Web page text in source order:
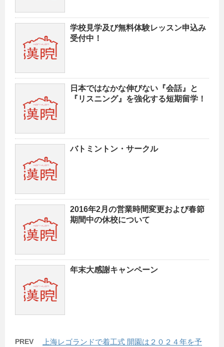
学校見学及び無料体験レッスン申込み
受付中！
日本ではなかな伸びない『会話』と
『リスニング』を強化する短期留学！
バトミントン・サークル
2016年2月の営業時間変更および春節
期間中の休校について
年末大感謝キャンペーン
PREV 上海レゴランドで着工式 開園は２０２４年を予